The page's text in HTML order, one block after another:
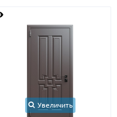
Увеличить